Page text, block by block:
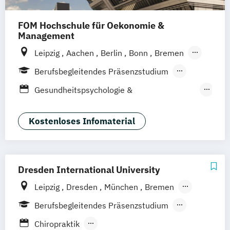
FOM Hochschule für Oekonomie &
Management
Leipzig Aachen Berlin Bonn
Bremen
Dortmund Duisburg Düsseldorf
Köln Mannheim München
Neuss Nürnberg Siegen Stuttgart
Wesel Wuppertal Augsburg
Gütersloh Hagen Karlsruhe
Saarbrücken Mainz Arnsberg
Digitales Live Studium (DLS) Wien
Berufsbegleitendes Präsenzstudium
Fernstudium
Gesundheitspsychologie &
Management im Gesundheitswesen
Medical Care Medizinmanagement
Soziale Arbeit Soziale Medizin & Beratung
Kostenloses Infomaterial
Dresden International University
Leipzig Dresden München
Bremen
Berlin
Hamburg Nürnberg
Köln
Berufsbegleitendes Präsenzstudium
Vollzeit
Chiropraktik